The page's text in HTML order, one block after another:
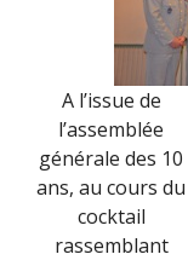
A l’issue de
l’assemblée
générale des 10
ans, au cours du
cocktail
rassemblant